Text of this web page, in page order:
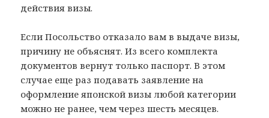
действия визы.
Если Посольство отказало вам в выдаче визы,
причину не объяснят. Из всего комплекта
документов вернут только паспорт. В этом
случае еще раз подавать заявление на
оформление японской визы любой категории
можно не ранее, чем через шесть месяцев.